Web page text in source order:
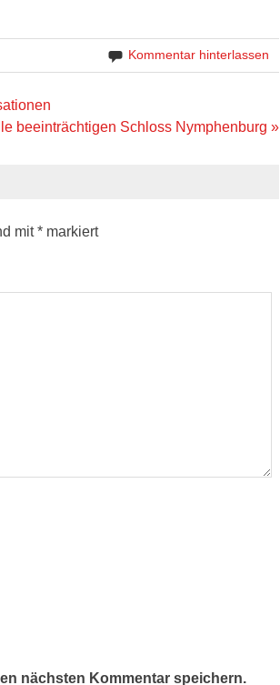
Kommentar hinterlassen
beeinträchtigen Schloss Nymphenburg »
mit*markiert
nächsten Kommentar speichern.